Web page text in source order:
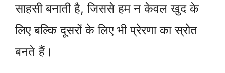
साहसी बनाती है, जिससे हम न केवल खुद के
लिए बल्कि दूसरों के लिए भी प्रेरणा का स्रोत
बनते हैं।